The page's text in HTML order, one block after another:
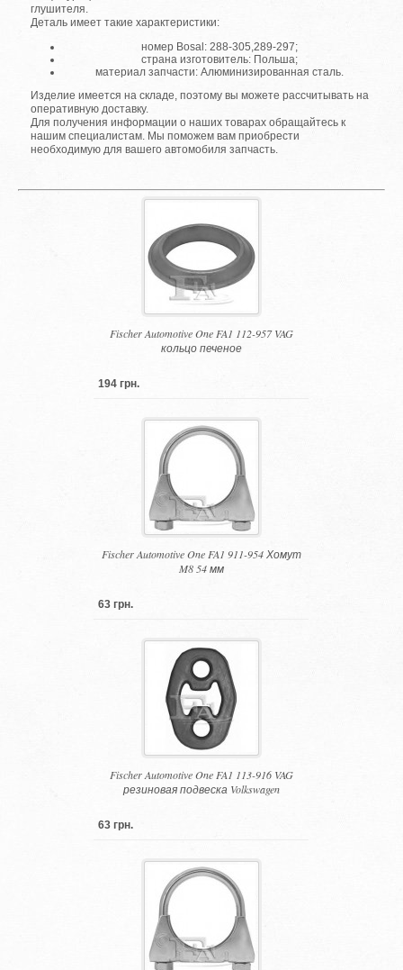
глушителя.
Деталь имеет такие характеристики:
номер Bosal: 288-305,289-297;
страна изготовитель: Польша;
материал запчасти: Алюминизированная сталь.
Изделие имеется на складе, поэтому вы можете рассчитывать на
оперативную доставку.
Для получения информации о наших товарах обращайтесь к
нашим специалистам. Мы поможем вам приобрести
необходимую для вашего автомобиля запчасть.
Fischer Automotive One FA1 112-957 VAG
кольцо печеное
194 грн.
Fischer Automotive One FA1 911-954 Хомут
M8 54 мм
63 грн.
Fischer Automotive One FA1 113-916 VAG
резиновая подвеска Volkswagen
63 грн.